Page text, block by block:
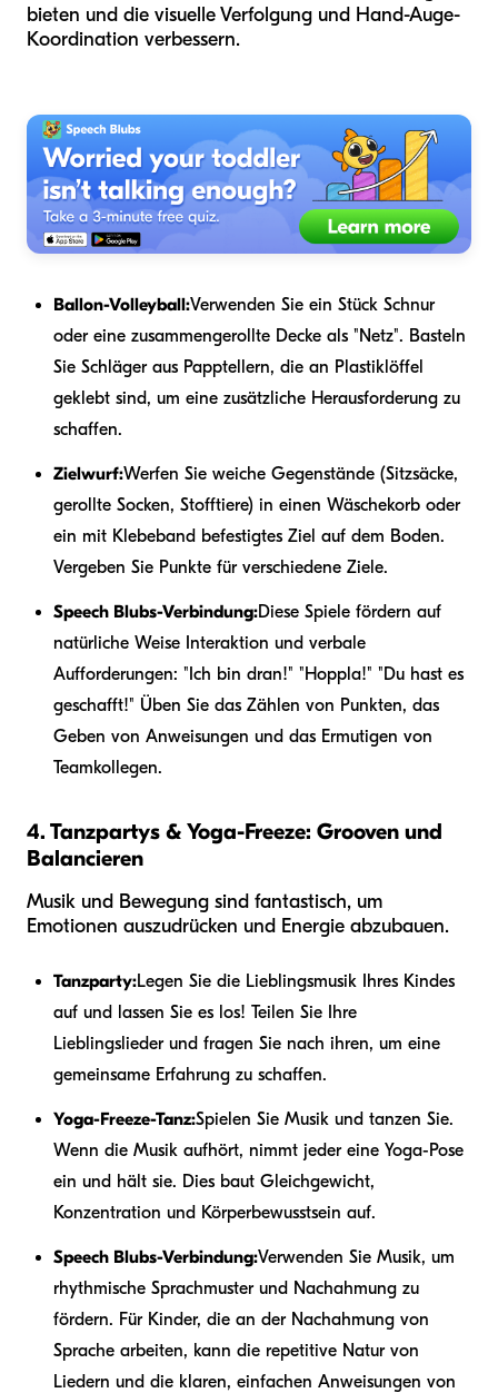
bieten und die visuelle Verfolgung und Hand-Auge-
Koordination verbessern.
Ballon-Volleyball:Verwenden Sie ein Stück Schnur
oder eine zusammengerollte Decke als "Netz". Basteln
Sie Schläger aus Papptellern, die an Plastiklöffel
geklebt sind, um eine zusätzliche Herausforderung zu
schaffen.
Zielwurf:Werfen Sie weiche Gegenstände (Sitzsäcke,
gerollte Socken, Stofftiere) in einen Wäschekorb oder
ein mit Klebeband befestigtes Ziel auf dem Boden.
Vergeben Sie Punkte für verschiedene Ziele.
Speech Blubs-Verbindung:Diese Spiele fördern auf
natürliche Weise Interaktion und verbale
Aufforderungen: "Ich bin dran!" "Hoppla!" "Du hast es
geschafft!" Üben Sie das Zählen von Punkten, das
Geben von Anweisungen und das Ermutigen von
Teamkollegen.
4. Tanzpartys & Yoga-Freeze: Grooven und
Balancieren
Musik und Bewegung sind fantastisch, um
Emotionen auszudrücken und Energie abzubauen.
Tanzparty:Legen Sie die Lieblingsmusik Ihres Kindes
auf und lassen Sie es los! Teilen Sie Ihre
Lieblingslieder und fragen Sie nach ihren, um eine
gemeinsame Erfahrung zu schaffen.
Yoga-Freeze-Tanz:Spielen Sie Musik und tanzen Sie.
Wenn die Musik aufhört, nimmt jeder eine Yoga-Pose
ein und hält sie. Dies baut Gleichgewicht,
Konzentration und Körperbewusstsein auf.
Speech Blubs-Verbindung:Verwenden Sie Musik, um
rhythmische Sprachmuster und Nachahmung zu
fördern. Für Kinder, die an der Nachahmung von
Sprache arbeiten, kann die repetitive Natur von
Liedern und die klaren, einfachen Anweisungen von